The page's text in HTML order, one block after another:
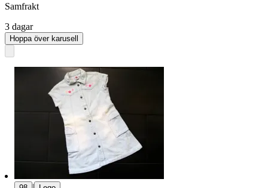
Samfrakt
3 dagar
Hoppa över karusell